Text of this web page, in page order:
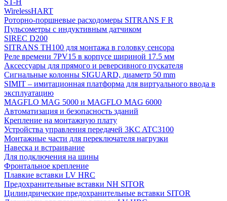
ST-H
WirelessHART
Роторно-поршневые расходомеры SITRANS F R
Пульсометры с индуктивным датчиком
SIREC D200
SITRANS TH100 для монтажа в головку сенсора
Реле времени 7PV15 в корпусе шириной 17.5 мм
Аксессуары для прямого и реверсивного пускателя
Сигнальные колонны SIGUARD, диаметр 50 mm
SIMIT – имитационная платформа для виртуального ввода в
эксплуатацию
MAGFLO MAG 5000 и MAGFLO MAG 6000
Автоматизация и безопасность зданий
Крепление на монтажную плату
Устройства управления передачей 3KC ATC3100
Монтажные части для переключателя нагрузки
Навеска и встраивание
Для подключения на шины
Фронтальное крепление
Плавкие вставки LV HRC
Предохранительные вставки NH SITOR
Цилиндрические предохранительные вставки SITOR